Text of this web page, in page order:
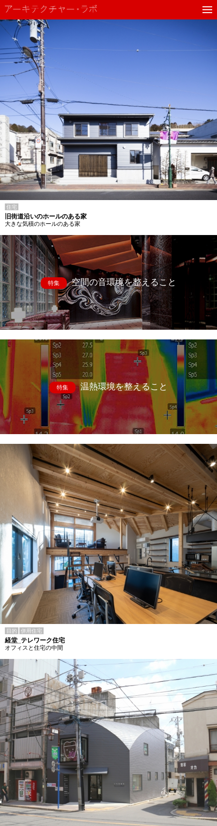
住宅
旧街道沿いのホールのある家
大きな気積のホールのある家
特集 空間の音環境を整えること
特集 温熱環境を整えること
目的 併用住宅
経堂_テレワーク住宅
オフィスと住宅の中間